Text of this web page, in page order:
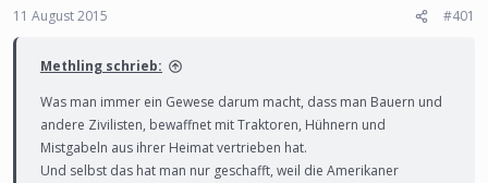
11 August 2015 #401
Methling schrieb:
Was man immer ein Gewese darum macht, dass man Bauern und
andere Zivilisten, bewaffnet mit Traktoren, Hühnern und
Mistgabeln aus ihrer Heimat vertrieben hat.
Und selbst das hat man nur geschafft, weil die Amerikaner